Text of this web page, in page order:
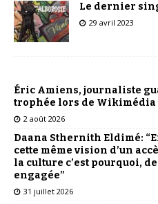
Le dernier
29 avril 2023
Éric Amiens, journaliste
trophée lors de Wikimédia
2 août 2026
Daana Sthernith Eldimé:
cette même vision d’un
la culture c’est pourquoi,
engagée”
31 juillet 2026